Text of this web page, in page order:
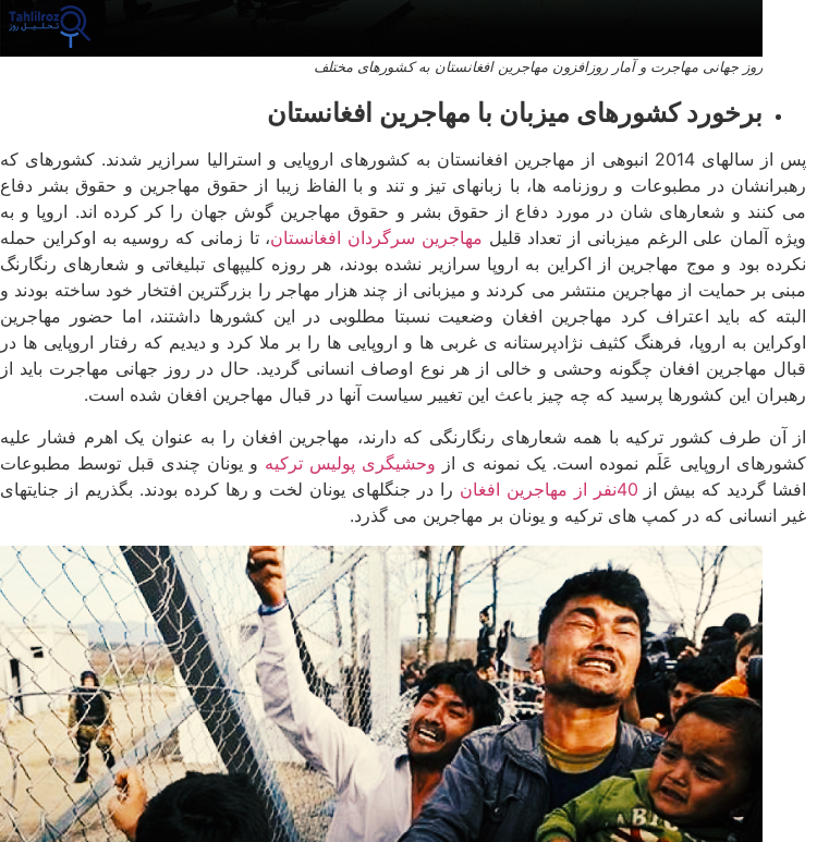
روز جهانی مهاجرت و آمار روزافزون مهاجرین افغانستان به کشورهای مختلف
برخورد کشورهای میزبان با مهاجرین افغانستان
پس از سالهای 2014 انبوهی از مهاجرین افغانستان به کشورهای اروپایی و استرالیا سرازیر شدند. کشورهای که
رهبران­شان در مطبوعات و روزنامه­ ها، با زبان­های تیز و تند و با الفاظ زیبا از حقوق مهاجرین و حقوق بشر دفاع
می ­کنند و شعارهای شان در مورد دفاع از حقوق بشر و حقوق مهاجرین گوش جهان را کر کرده اند. اروپا و به
ویژه آلمان علی الرغم میزبانی از تعداد قلیل مهاجرین سرگردان افغانستان، تا زمانی که روسیه به اوکراین حمله
نکرده بود و موج مهاجرین از اکراین به اروپا سرازیر نشده بودند، هر روزه کلیپ­های تبلیغاتی و شعارهای رنگارنگ
مبنی بر حمایت از مهاجرین منتشر می ­کردند و میزبانی از چند هزار مهاجر را بزرگترین افتخار خود ساخته بودند و
البته که باید اعتراف کرد مهاجرین افغان وضعیت نسبتا مطلوبی در این کشورها داشتند، اما حضور مهاجرین
اوکراین به اروپا، فرهنگ کثیف نژادپرستانه ­ی غربی­ ها و اروپایی­ ها را بر ملا کرد و دیدیم که رفتار اروپایی ها در
قبال مهاجرین افغان چگونه وحشی و خالی از هر نوع اوصاف انسانی گردید. حال در روز جهانی مهاجرت باید از
رهبران این کشورها پرسید که چه چیز باعث این تغییر سیاست آنها در قبال مهاجرین افغان شده است.
از آن طرف کشور ترکیه با همه شعارهای رنگارنگی که دارند، مهاجرین افغان را به عنوان یک اهرم فشار علیه
کشورهای اروپایی عَلَم نموده است. یک نمونه ­ی از وحشی­گری پولیس ترکیه و یونان چندی قبل توسط مطبوعات
افشا گردید که بیش از 40نفر از مهاجرین افغان
را در جنگل­های یونان لخت و رها کرده بودند. بگذریم از جنایت­های
غیر انسانی که در کمپ ­های ترکیه و یونان بر مهاجرین می گذرد.